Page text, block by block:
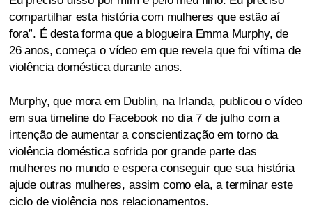
compartilhar esta história com mulheres que estão aí
fora”. É desta forma que a blogueira Emma Murphy, de
26 anos, começa o vídeo em que revela que foi vítima de
violência doméstica durante anos.
Murphy, que mora em Dublin, na Irlanda, publicou o vídeo
em sua timeline do Facebook no dia 7 de julho com a
intenção de aumentar a conscientização em torno da
violência doméstica sofrida por grande parte das
mulheres no mundo e espera conseguir que sua história
ajude outras mulheres, assim como ela, a terminar este
ciclo de violência nos relacionamentos.